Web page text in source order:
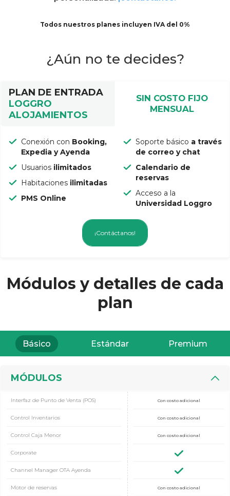
Todos nuestros planes incluyen IVA del 0%
¿Aún no te decides?
PLAN DE ENTRADA
LOGGRO
ALOJAMIENTOS
SIN COSTO FIJO
MENSUAL
Conexión con Booking,
Expedia y Ayenda
Usuarios ilimitados
Habitaciones ilimitadas
PMS Online
Soporte básico a través
de correo y chat
Calendario de
reservas
Acceso a la
Universidad Loggro
¡Contáctanos!
Módulos y detalles de cada
plan
Básico Estándar Premium
MÓDULOS
Interfaz de Punto de Venta (POS) Con costo adicional
Control Inventarios Con costo adicional
Control Caja Menor Con costo adicional
Corporate
Channel Manager OTA Ayenda
Motor de reservas Con costo adicional